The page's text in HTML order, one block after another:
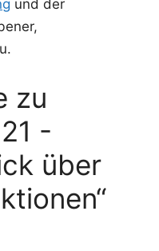
und der
zu
-
über